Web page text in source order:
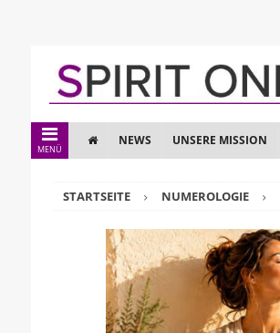
MENÜ
NEWS UNSERE MISSION
STARTSEITE NUMEROLOGIE